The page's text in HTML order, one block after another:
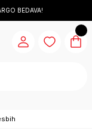
BEDAVA!